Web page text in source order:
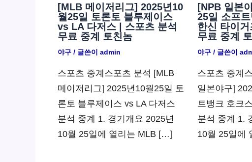
[MLB 메이저리그] 2025년10
월25일 토론토 블루제이스
vs LA 다저스 | 스포츠 분석
무료 중계 토친놈
야구 / 글쓴이 admin
스포츠 중계스포츠 분석 [MLB
메이저리그] 2025년10월25일 토
론토 블루제이스 vs LA 다저스
분석 중계 1. 경기개요 2025년
10월 25일에 열리는 MLB […]
[NPB 일본
25일 소프
한신 타이
무료 중계
야구/ 글쓴이
스포츠 중계
일본야구]
트뱅크 호크
분석 중계 1.
10월 25일에